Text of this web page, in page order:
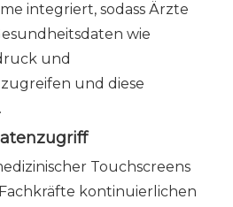
integriert, sodass Ärzte
wie
und
und diese
Touchscreens
kontinuierlichen